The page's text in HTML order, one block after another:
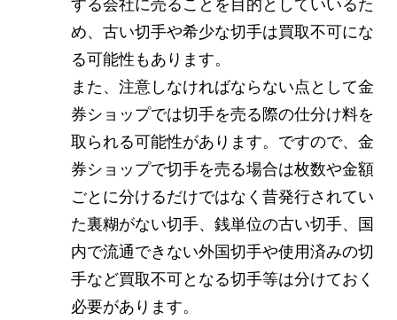
する会社に売ることを目的としていいるた
め、古い切手や希少な切手は買取不可にな
る可能性もあります。
また、注意しなければならない点として金
券ショップでは切手を売る際の仕分け料を
取られる可能性があります。ですので、金
券ショップで切手を売る場合は枚数や金額
ごとに分けるだけではなく昔発行されてい
た裏糊がない切手、銭単位の古い切手、国
内で流通できない外国切手や使用済みの切
手など買取不可となる切手等は分けておく
必要があります。